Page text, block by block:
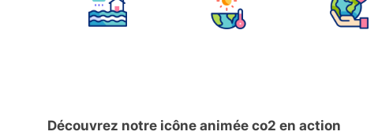
Découvrez notre icône animée co2 en action